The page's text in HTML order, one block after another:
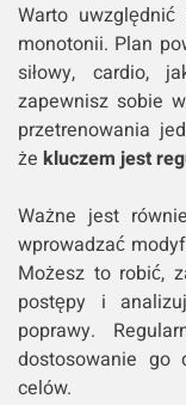
Warto
monotonii. Plan
siłowy, cardio,
zapewnisz sobie
przetrenowania
że kluczem jest
Ważne jest
wprowadzać
Możesz to robić,
postępy i
poprawy.
dostosowanie go
celów.